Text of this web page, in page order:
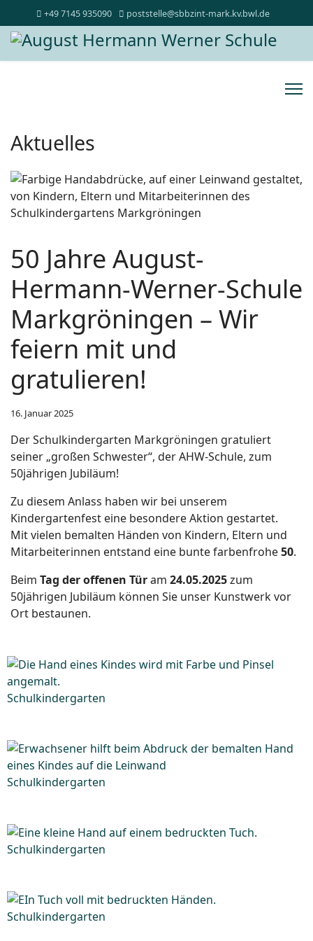
+49 7145 935090 poststelle@sbbzint-mark.kv.bwl.de
Aktuelles
50 Jahre August-
Hermann-Werner-Schule
Markgröningen – Wir
feiern mit und
gratulieren!
16. Januar 2025
Der Schulkindergarten Markgröningen gratuliert
seiner „großen Schwester“, der AHW-Schule, zum
50jährigen Jubiläum!
Zu diesem Anlass haben wir bei unserem
Kindergartenfest eine besondere Aktion gestartet.
Mit vielen bemalten Händen von Kindern, Eltern und
Mitarbeiterinnen entstand eine bunte farbenfrohe50.
Beim Tag der offenen Türam 24.05.2025zum
50jährigen Jubiläum können Sie unser Kunstwerk vor
Ort bestaunen.
Schulkindergarten
Schulkindergarten
Schulkindergarten
Schulkindergarten